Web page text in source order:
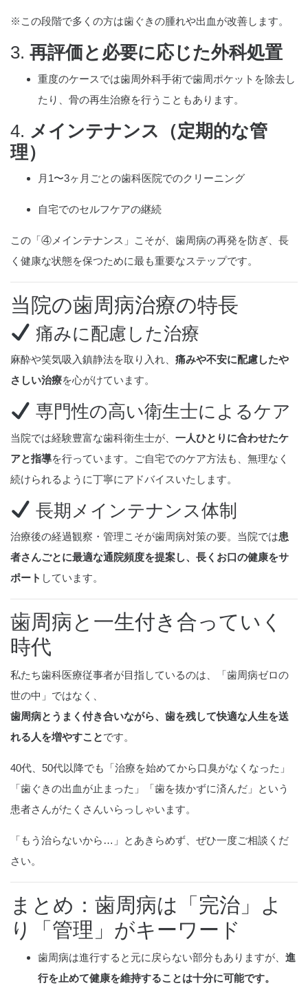
※この段階で多くの方は歯ぐきの腫れや出血が改善します。
3. 再評価と必要に応じた外科処置
重度のケースでは歯周外科手術で歯周ポケットを除去し
たり、骨の再生治療を行うこともあります。
4. メインテナンス（定期的な管
理）
月1〜3ヶ月ごとの歯科医院でのクリーニング
自宅でのセルフケアの継続
この「④メインテナンス」こそが、歯周病の再発を防ぎ、長
く健康な状態を保つために最も重要なステップです。
当院の歯周病治療の特長
痛みに配慮した治療
麻酔や笑気吸入鎮静法を取り入れ、 痛みや不安に配慮したや
さしい治療を心がけています。
専門性の高い衛生士によるケア
当院では経験豊富な歯科衛生士が、 一人ひとりに合わせたケ
アと指導を行っています。ご自宅でのケア方法も、無理なく
続けられるように丁寧にアドバイスいたします。
長期メインテナンス体制
治療後の経過観察・管理こそが歯周病対策の要。当院では患
者さんごとに最適な通院頻度を提案し、長くお口の健康をサ
ポート しています。
歯周病と一生付き合っていく
時代
私たち歯科医療従事者が目指しているのは、「歯周病ゼロの
世の中」ではなく、
歯周病とうまく付き合いながら、歯を残して快適な人生を送
れる人を増やすことです。
40代、50代以降でも「治療を始めてから口臭がなくなった」
「歯ぐきの出血が止まった」「歯を抜かずに済んだ」という
患者さんがたくさんいらっしゃいます。
「もう治らないから…」とあきらめず、ぜひ一度ご相談くだ
さい。
まとめ：歯周病は「完治」よ
り「管理」がキーワード
歯周病は進行すると元に戻らない部分もありますが、 進
行を止めて健康を維持することは十分に可能です。